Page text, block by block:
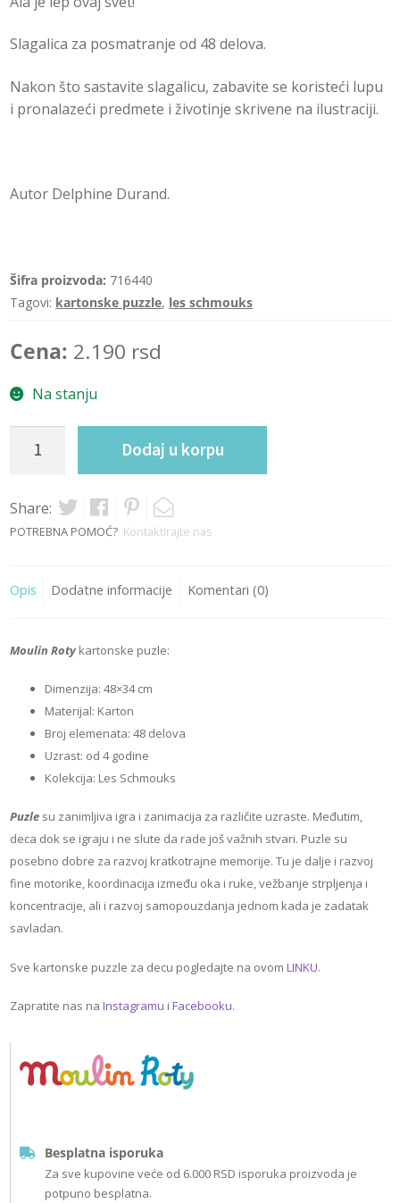
c
n
o
Slagalica za posmatranje od 48 delova.
Nakon što sastavite slagalicu, zabavite se koristeći lupu
i pronalazeći predmete i životinje skrivene na ilustraciji.
Autor Delphine Durand.
Šifra proizvoda: 716440
Tagovi: kartonske puzzle, les schmouks
Cena: 2.190 rsd
Na stanju
svet
quantity
Dodaj u korpu
Share:
POTREBNA POMOĆ? Kontaktirajte nas
Opis Dodatne informacije Komentari (0)
Moulin Rotykartonske puzle:
Dimenzija: 48×34 cm
Materijal: Karton
Broj elemenata: 48 delova
Uzrast: od 4 godine
Kolekcija: Les Schmouks
Puzle su zanimljiva igra i zanimacija za različite uzraste. Međutim,
deca dok se igraju i ne slute da rade još važnih stvari. Puzle su
posebno dobre za razvoj kratkotrajne memorije. Tu je dalje i razvoj
fine motorike, koordinacija između oka i ruke, vežbanje strpljenja i
koncentracije, ali i razvoj samopouzdanja jednom kada je zadatak
savladan.
Sve kartonske puzzle za decu pogledajte na ovomLINKU.
Zapratite nas naInstagramu iFacebooku.
Besplatna isporuka
Za sve kupovine veće od 6.000 RSD isporuka proizvoda je
potpuno besplatna.